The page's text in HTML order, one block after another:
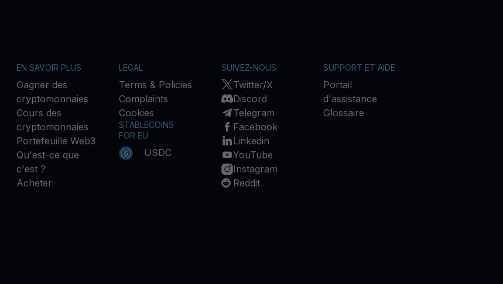
EN SAVOIR PLUS
Gagner des
cryptomonnaies
Cours des
cryptomonnaies
Portefeuille Web3
Qu'est-ce que
c'est ?
Acheter
LEGAL
Terms & Policies
Complaints
Cookies
STABLECOINS
FOR EU
USDC
SUIVEZ-NOUS
Twitter/X
Discord
Telegram
Facebook
Linkedin
YouTube
Instagram
Reddit
SUPPORT ET AIDE
Portail
d'assistance
Glossaire